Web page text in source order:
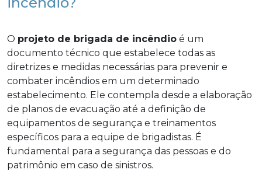
O projeto de brigada de incêndio é um
documento técnico que estabelece todas as
diretrizes e medidas necessárias para prevenir e
combater incêndios em um determinado
estabelecimento. Ele contempla desde a elaboração
de planos de evacuação até a definição de
equipamentos de segurança e treinamentos
específicos para a equipe de brigadistas. É
fundamental para a segurança das pessoas e do
patrimônio em caso de sinistros.